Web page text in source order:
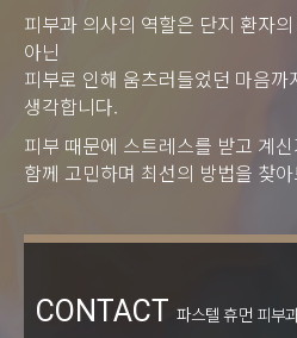
피부과 의사의 역할은 단지 환자
아닌
피부로 인해 움츠러들었던 마음
생각합니다.
피부 때문에 스트레스를 받고 계
함께 고민하며 최선의 방법을 찾
CONTACT 파스텔 휴먼 피부